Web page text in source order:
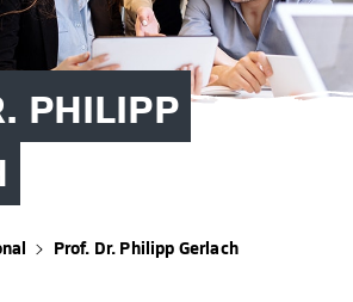
PHILIPP
Prof. Dr. Philipp Gerlach